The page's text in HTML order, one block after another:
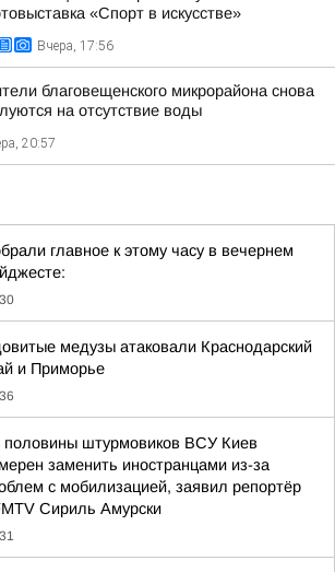
«Спорт в искусстве»
Вчера, 17:56
благовещенского микрорайона снова
на отсутствие воды
20:57
главное к этому часу в вечернем
медузы атаковали Краснодарский
и Приморье
половины штурмовиков ВСУ Киев
заменить иностранцами из-за
с мобилизацией, заявил репортёр
Сириль Амурски